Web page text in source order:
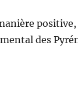
des